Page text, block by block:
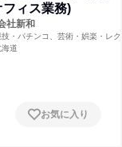
フィス業務)
社新和
技・パチンコ、芸術・娯楽・レ
、建築設計
海道
お気に入り